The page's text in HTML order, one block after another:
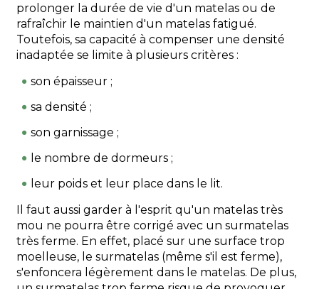
prolonger la durée de vie d'un matelas ou de
rafraîchir le maintien d'un matelas fatigué.
Toutefois, sa capacité à compenser une densité
inadaptée se limite à plusieurs critères :
son épaisseur ;
sa densité ;
son garnissage ;
le nombre de dormeurs ;
leur poids et leur place dans le lit.
Il faut aussi garder à l'esprit qu'un matelas très
mou ne pourra être corrigé avec un surmatelas
très ferme. En effet, placé sur une surface trop
moelleuse, le surmatelas (même s'il est ferme),
s'enfoncera légèrement dans le matelas. De plus,